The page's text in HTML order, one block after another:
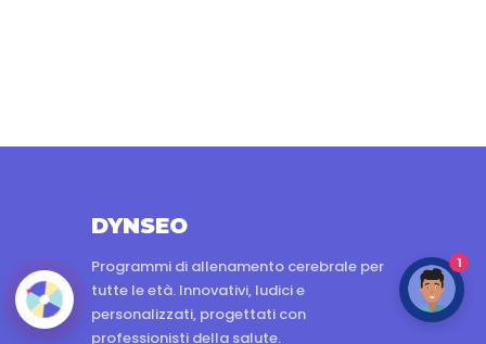
DYNSEO
Programmi di allenamento cerebrale per
tutte le età. Innovativi, ludici e
personalizzati, progettati con
professionisti della salute.
1